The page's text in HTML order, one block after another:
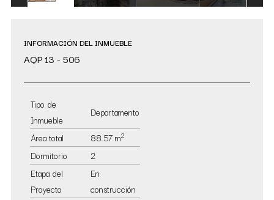
INFORMACIÓN DEL INMUEBLE
AQP 13 - 506
Tipo de
Inmueble
Departamento
Área total
88.57 m2
Dormitorio
2
Etapa del
Proyecto
En
construcción